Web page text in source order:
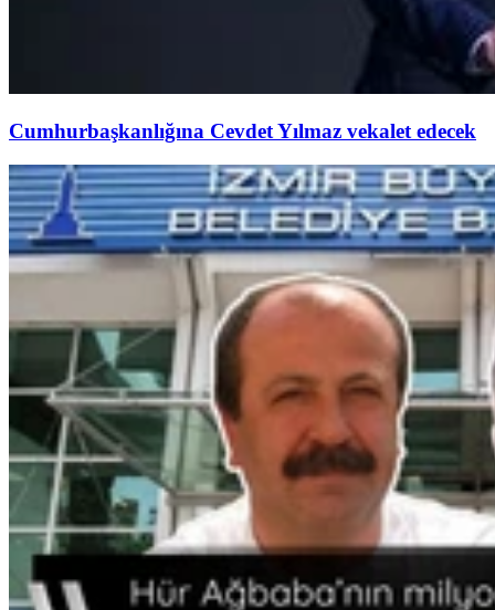
Cumhurbaşkanlığına Cevdet Yılmaz vekalet edecek